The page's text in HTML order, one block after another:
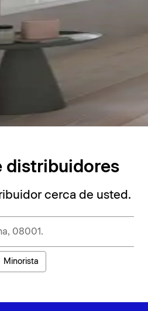
distribuidores
cerca de usted.
Minorista